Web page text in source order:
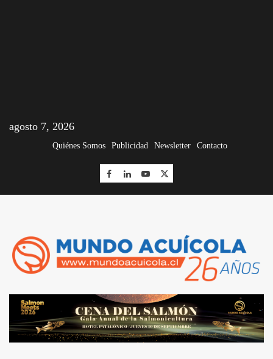
agosto 7, 2026
Quiénes Somos Publicidad Newsletter Contacto